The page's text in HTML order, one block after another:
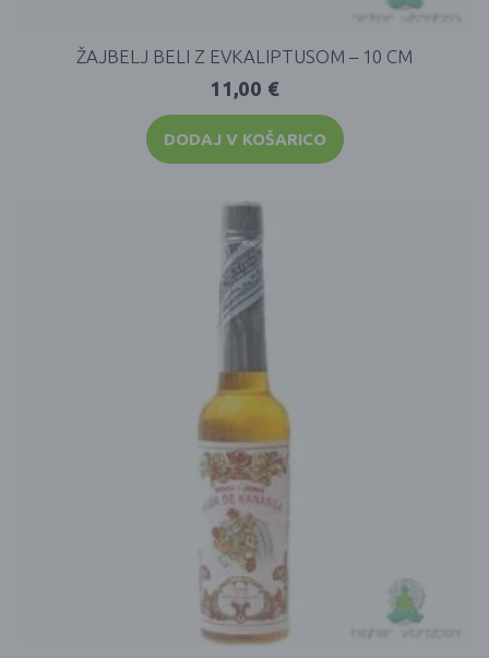
ŽAJBELJ BELI Z EVKALIPTUSOM – 10 CM
11,00 €
DODAJ V KOŠARICO